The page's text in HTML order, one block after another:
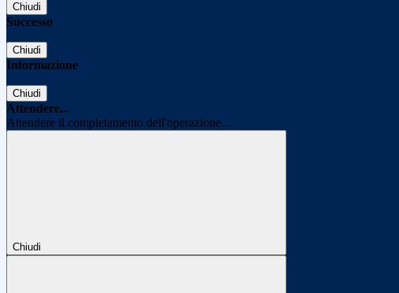
Chiudi
Successo
Chiudi
Informazione
Chiudi
Attendere...
Attendere il completamento dell'operazione...
Chiudi